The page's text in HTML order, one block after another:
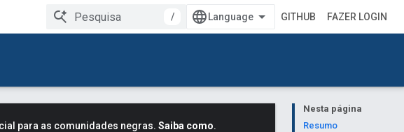
/ GITHUB FAZER LOGIN
Nesta página
Resumo
para as comunidades negras. Saiba como.